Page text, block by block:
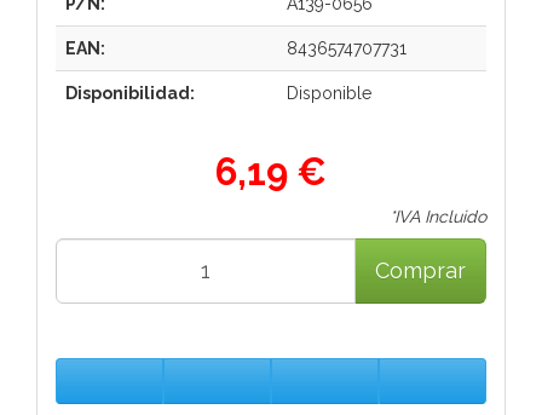
EAN: 8436574707731
Disponibilidad: Disponible
6,19 €
*IVA Incluido
Comprar